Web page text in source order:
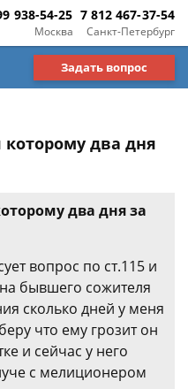
Москва
938-54-25
Санкт-Петербург
7 812 467-37-54
Задать вопрос
которому два дня
два дня за
вопрос по ст.115 и
бывшего сожителя
сколько дней у меня
что ему грозит он
и сейчас у него
с мелиционером